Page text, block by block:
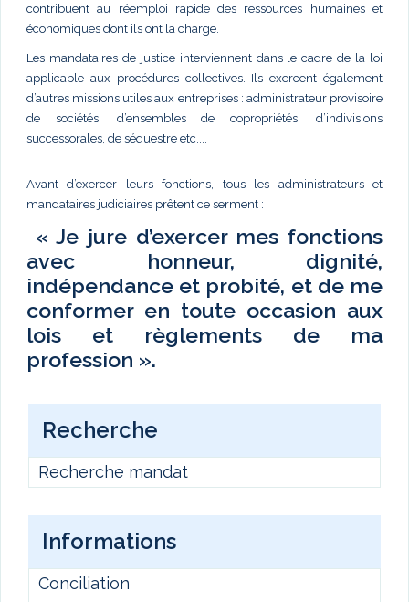
contribuent au réemploi rapide des ressources humaines et
économiques dont ils ont la charge.
Les mandataires de justice interviennent dans le cadre de la loi
applicable aux procédures collectives. Ils exercent également
d’autres missions utiles aux entreprises : administrateur provisoire
de sociétés, d’ensembles de copropriétés, d’indivisions
successorales, de séquestre etc....
Avant d’exercer leurs fonctions, tous les administrateurs et
mandataires judiciaires prêtent ce serment :
« Je jure d’exercer mes fonctions
avec honneur, dignité,
indépendance et probité, et de me
conformer en toute occasion aux
lois et règlements de ma
profession ».
Recherche
Recherche mandat
Informations
Conciliation